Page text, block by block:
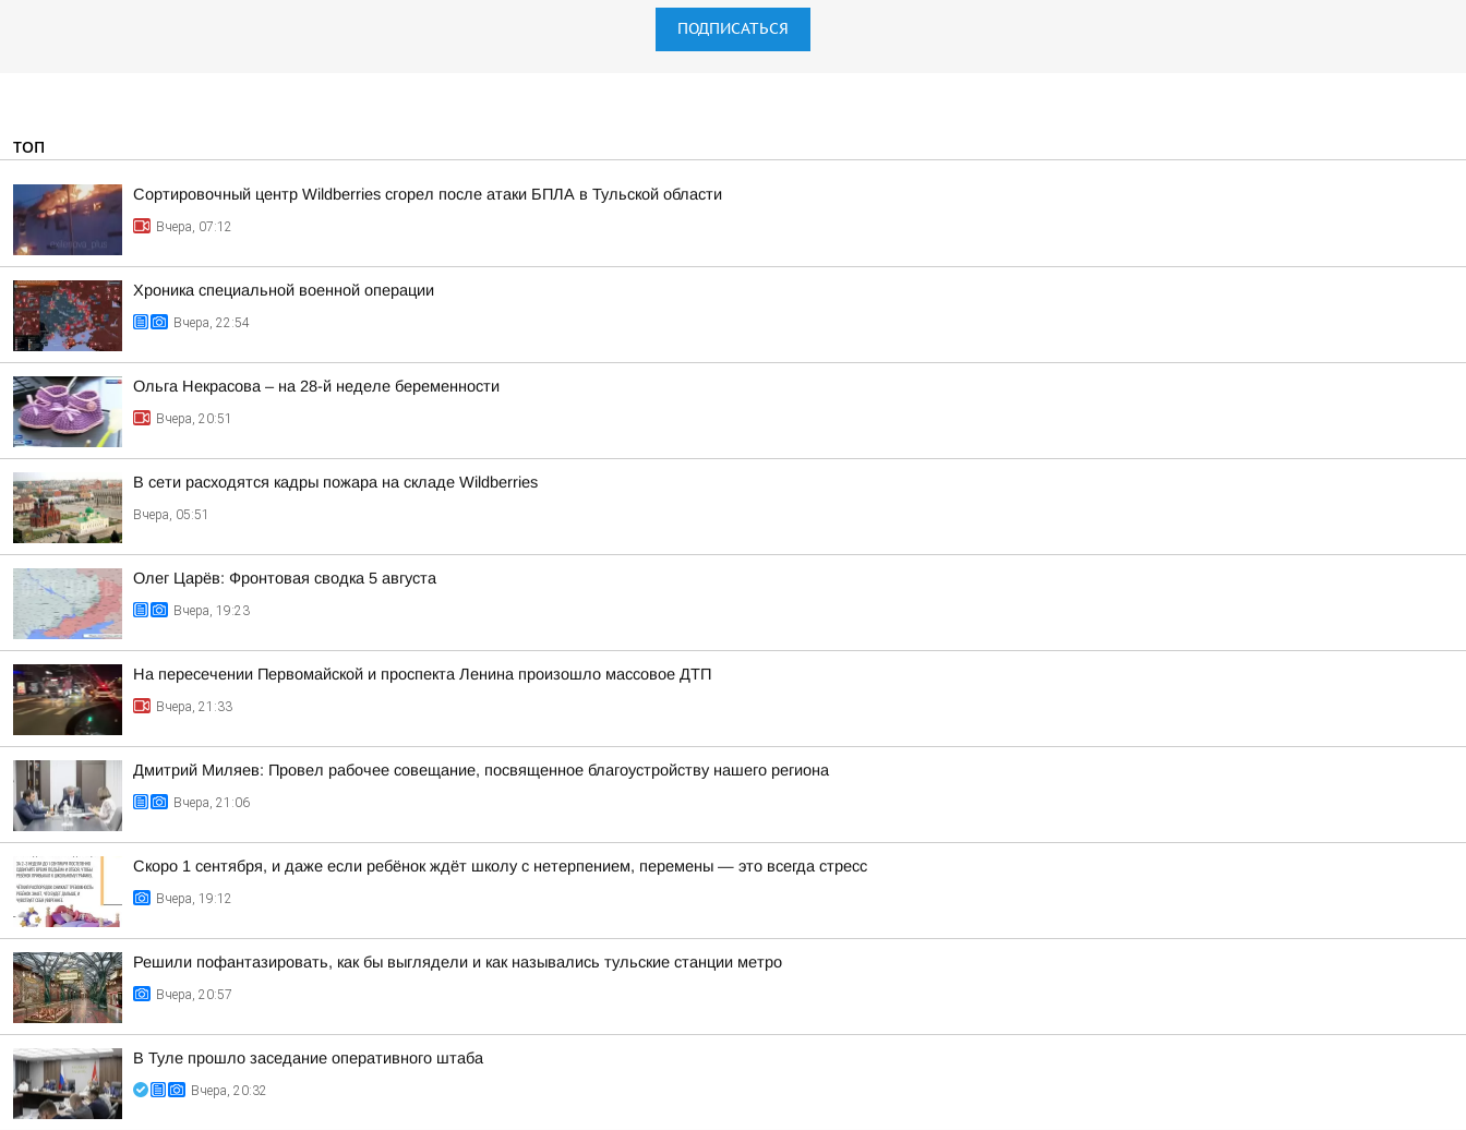
ПОДПИСАТЬСЯ
ТОП
Сортировочный центр Wildberries сгорел после атаки БПЛА в Тульской области
Вчера, 07:12
Хроника специальной военной операции
Вчера, 22:54
Ольга Некрасова – на 28-й неделе беременности
Вчера, 20:51
В сети расходятся кадры пожара на складе Wildberries
Вчера, 05:51
Олег Царёв: Фронтовая сводка 5 августа
Вчера, 19:23
На пересечении Первомайской и проспекта Ленина произошло массовое ДТП
Вчера, 21:33
Дмитрий Миляев: Провел рабочее совещание, посвященное благоустройству нашего региона
Вчера, 21:06
Скоро 1 сентября, и даже если ребёнок ждёт школу с нетерпением, перемены — это всегда стресс
Вчера, 19:12
Решили пофантазировать, как бы выглядели и как назывались тульские станции метро
Вчера, 20:57
В Туле прошло заседание оперативного штаба
Вчера, 20:32